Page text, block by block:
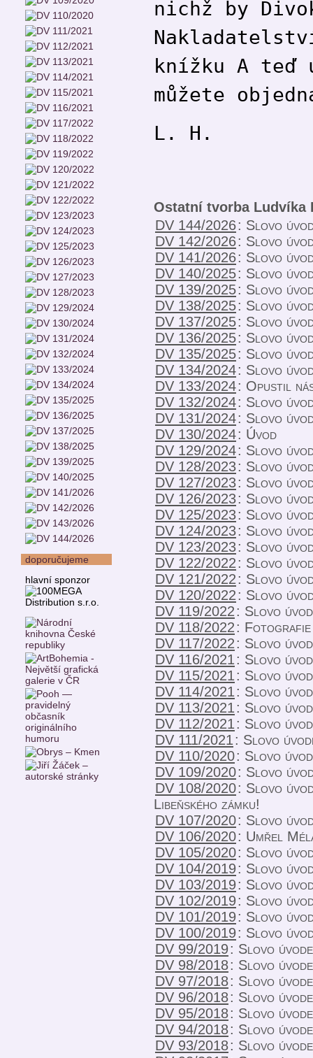
doporučujeme
hlavní sponzor
nichž by
knížku A teď
můžete
L. H.
Ostatní tvorba Ludvíka
DV 144/2026: Slovo
DV 142/2026: Slovo
DV 141/2026: Slovo
DV 140/2025: Slovo
DV 139/2025: Slovo
DV 138/2025: Slovo
DV 137/2025: Slovo
DV 136/2025: Slovo
DV 135/2025: Slovo
DV 134/2024: Slovo
DV 133/2024: Opustil
DV 132/2024: Slovo
DV 131/2024: Slovo
DV 130/2024: Úvod
DV 129/2024: Slovo
DV 128/2023: Slovo
DV 127/2023: Slovo
DV 126/2023: Slovo
DV 125/2023: Slovo
DV 124/2023: Slovo
DV 123/2023: Slovo
DV 122/2022: Slovo
DV 121/2022: Slovo
DV 120/2022: Slovo
DV 119/2022: Slovo
DV 118/2022: Fotografie
DV 117/2022: Slovo
DV 116/2021: Slovo
DV 115/2021: Slovo
DV 114/2021: Slovo
DV 113/2021: Slovo
DV 112/2021: Slovo
DV 111/2021: Slovo
DV 110/2020: Slovo
DV 109/2020: Slovo
DV 108/2020: Slovo
Libeňského zámku!
DV 107/2020: Slovo
DV 106/2020: Umřel
DV 105/2020: Slovo
DV 104/2019: Slovo
DV 103/2019: Slovo
DV 102/2019: Slovo
DV 101/2019: Slovo
DV 100/2019: Slovo
DV 99/2019: Slovo
DV 98/2018: Slovo
DV 97/2018: Slovo
DV 96/2018: Slovo
DV 95/2018: Slovo
DV 94/2018: Slovo
DV 93/2018: Slovo